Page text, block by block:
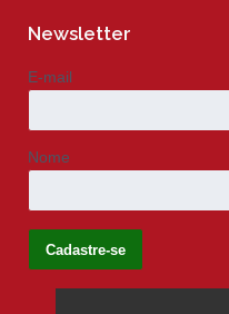
Newsletter
E-mail
Nome